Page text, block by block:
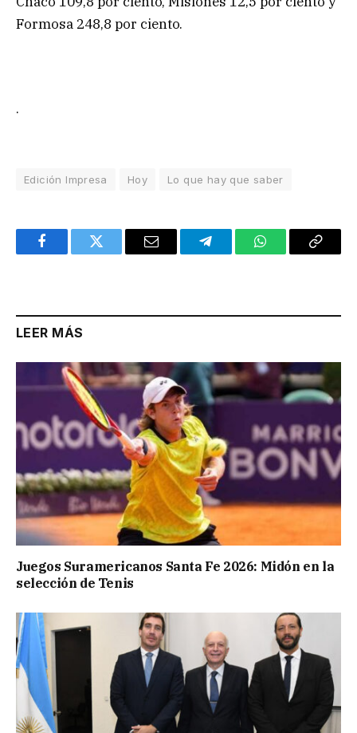
Formosa 248,8 por ciento.
.
Edición Impresa Hoy Lo que hay que saber
FacebookTwitter Email TelegramWhatsAppCopy
LEER MÁS
Juegos Suramericanos Santa Fe 2026: Midón en la
selección de Tenis